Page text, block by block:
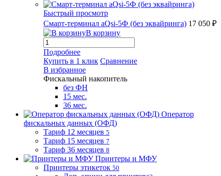
Быстрый просмотр
Смарт-терминал aQsi-5Ф (без эквайринга) 17 050 ₽
В корзину
Подробнее
Купить в 1 клик Сравнение
В избранное
Фискальный накопитель
без ФН
15 мес.
36 мес.
Оператор
фискальных данных (ОФД)
Тариф 12 месяцев 5
Тариф 15 месяцев 7
Тариф 36 месяцев 8
Принтеры и МФУ
Принтеры этикеток 50